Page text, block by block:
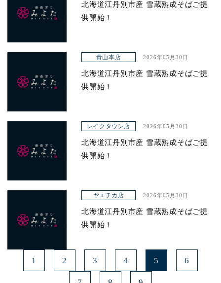
北海道江丹別市産 雪蔵熟成そばご提
供開始！
青山本店 2026年05月30日
北海道江丹別市産 雪蔵熟成そばご提
供開始！
レイクタウン店 2026年05月30日
北海道江丹別市産 雪蔵熟成そばご提
供開始！
ヤエチカ店 2026年05月30日
北海道江丹別市産 雪蔵熟成そばご提
供開始！
1 2 3 4 5 6